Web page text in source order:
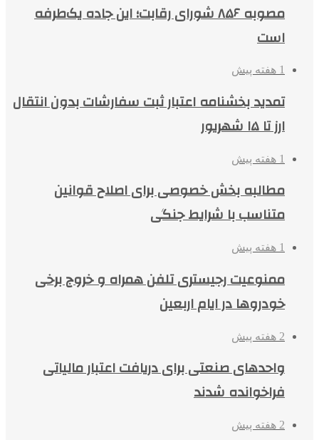
مصوبه ۸۵۶ شورای رقابت؛ این جاده یک‌طرفه
است
1 هفته پیش
تمدید بخشنامه اعتبار ثبت سفارشات بدون انتقال
ارز تا ۱۵ شهریور
1 هفته پیش
مطالبه بخش خصوصی برای اصلاح قوانین
متناسب با شرایط جنگی
1 هفته پیش
ممنوعیت رجیستری تلفن همراه و خروج برخی
خودروها در ایام اربعین
2 هفته پیش
واحدهای صنعتی برای دریافت اعتبار مالیاتی
فراخوانده شدند
2 هفته پیش